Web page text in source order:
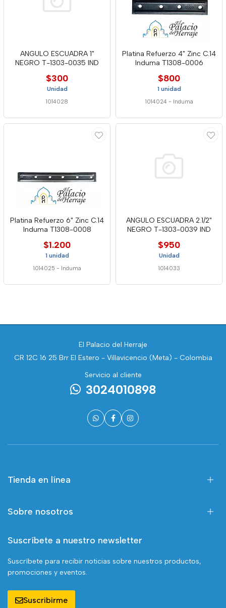
ANGULO ESCUADRA 1"
NEGRO T-1303-0035 IND
$300
Unidad
1014028
Platina Refuerzo 4" Zinc C.14
Induma T1308-0006
$800
1 unidad
1014024 - Induma
Platina Refuerzo 6" Zinc C.14
Induma T1308-0008
$1.200
1 unidad
1014025 - Induma
ANGULO ESCUADRA 2.1/2"
NEGRO T-1303-0039 IND
$950
Unidad
1014033
El Palacio del Herraje
CR 12C 16 25 Brr El Estero - Villavicencio (Meta) - Colombia
Servicio al cliente
3024010898
Tienda en línea
Sobre nosotros
Suscríbete a nuestro newsletter
Suscríbete para recibir noticias sobre nuestros productos,
promociones y eventos.
Suscribirme